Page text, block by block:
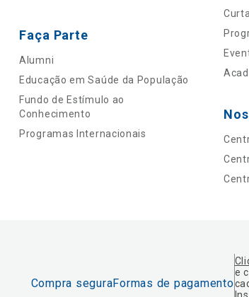
Faça Parte
Alumni
Educação em Saúde da População
Fundo de Estímulo ao
Conhecimento
Programas Internacionais
Compra seguraFormas de pagamento
e